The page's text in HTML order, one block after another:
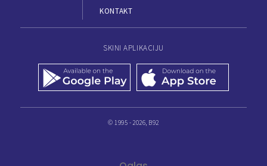
KONTAKT
SKINI APLIKACIJU
© 1995 - 2026, B92